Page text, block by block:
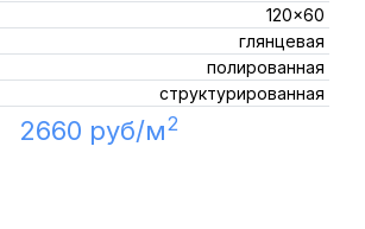
120x60
глянцевая
полированная
структурированная
2660 руб/м2